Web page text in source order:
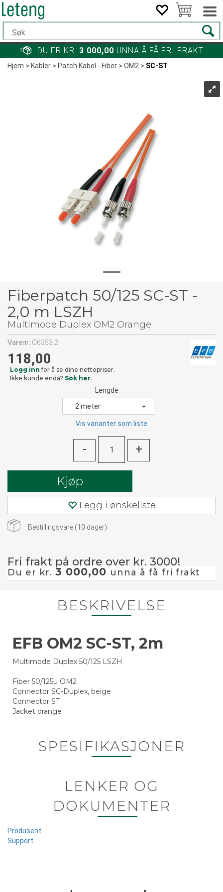
DU ER KR. 3 000,00 UNNA Å FÅ FRI FRAKT
Hjem>Kabler>Patch Kabel - Fiber>OM2>SC-ST
Fiberpatch 50/125 SC-ST -
2,0 m LSZH
Multimode Duplex OM2 Orange
Varenr: O6353.2
118,00
Logg inn for å se dine nettopriser.
Ikke kunde enda? Søk her.
Lengde
2 meter
Vis varianter som liste
- +
Kjøp
Legg i ønskeliste
Bestillingsvare (10 dager)
Fri frakt på ordre over kr. 3000!
Du er kr. 3 000,00 unna å få fri frakt
BESKRIVELSE
EFB OM2 SC-ST, 2m
Multimode Duplex 50/125 LSZH
Fiber 50/125µ OM2
Connector SC-Duplex, beige
Connector ST
Jacket orange
SPESIFIKASJONER
LENKER OG
DOKUMENTER
Produsent
Support